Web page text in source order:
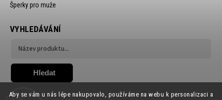
Aby se vám u nás lépe nakupovalo, používáme na webu k personalizaci a
Šperky pro muže
VYHLEDÁVÁNÍ
Hledat